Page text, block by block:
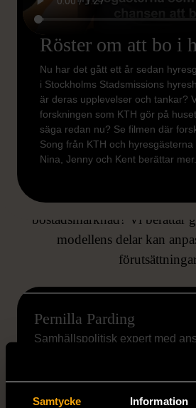
Samtycke Information
Röster om att bo i
Nu har det gått ett år sedan
i Stockholms Stadsmissions
är deras upplevelser och tankar?
forskningen som KTH gör på
säga redan nu? Se filmen där
Song från KTH och hyresgästerna
Nina, Jenny och Kent berättar mer.
Vill du som fastighetsägare
bostadsmarknad? Vi berättar
modellens delar kan
Pernilla Parding
Samhällspolitisk expert med